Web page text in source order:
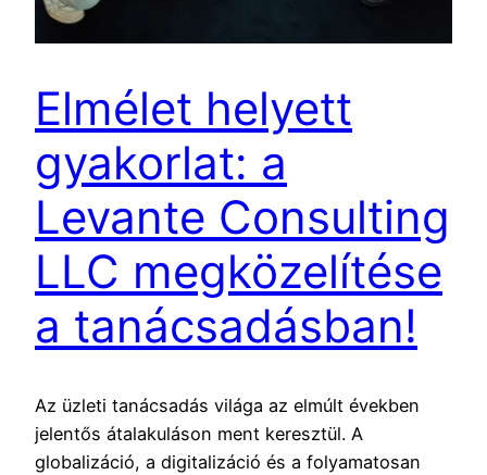
Elmélet helyett
gyakorlat: a
Levante Consulting
LLC megközelítése
a tanácsadásban!
Az üzleti tanácsadás világa az elmúlt években
jelentős átalakuláson ment keresztül. A
globalizáció, a digitalizáció és a folyamatosan